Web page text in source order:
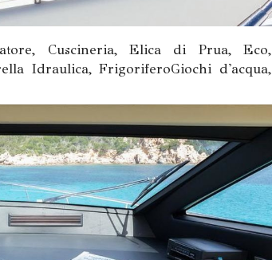
Cuscineria, Elica di Prua, Eco,
Idraulica, FrigoriferoGiochi d'acqua,